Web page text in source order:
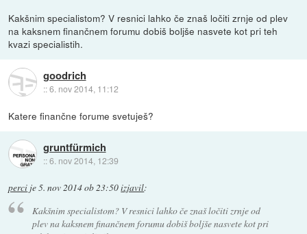
Kakšnim specialistom? V resnici lahko če znaš ločiti zrnje od plev
na kaksnem finančnem forumu dobiš boljše nasvete kot pri teh
kvazi specialistih.
goodrich
::6. nov 2014, 11:12
Katere finančne forume svetuješ?
gruntfürmich
::6. nov 2014, 12:39
perci je5. nov 2014 ob 23:50izjavil:
Kakšnim specialistom? V resnici lahko če znaš ločiti zrnje od
plev na kaksnem finančnem forumu dobiš boljše nasvete kot pri